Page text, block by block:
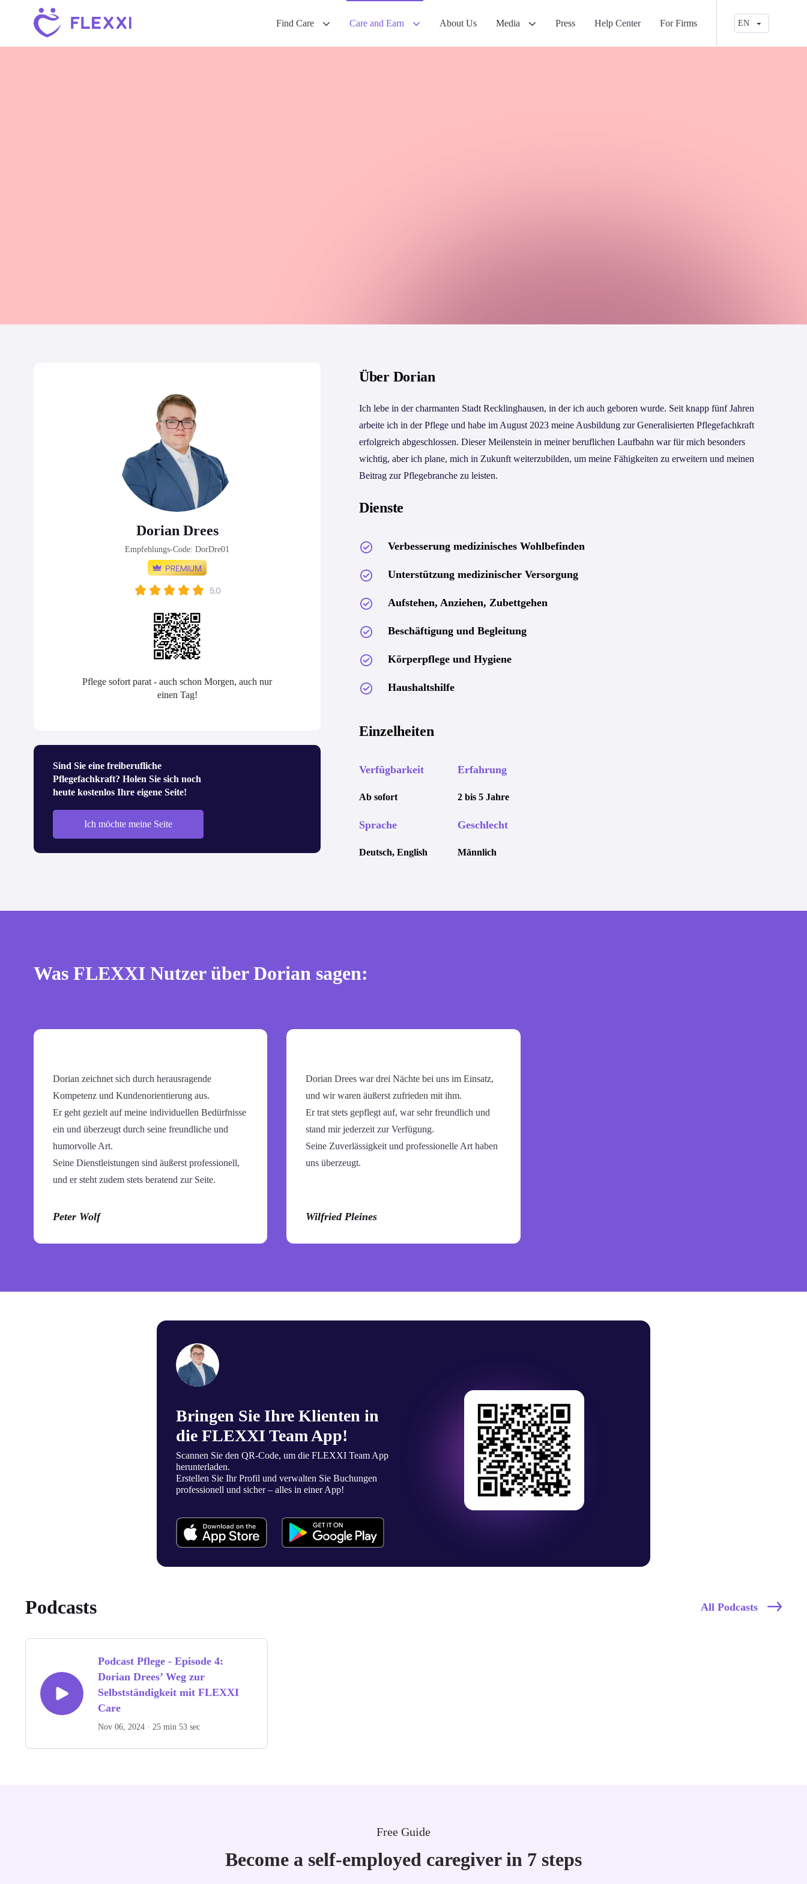
Find Care Care and Earn About Us Media Press Help Center For Firms EN
Dorian Drees
Empfehlungs-Code: DorDre01
Pflege sofort parat - auch schon Morgen, auch nur
einen Tag!
Sind Sie eine freiberufliche
Pflegefachkraft? Holen Sie sich noch
heute kostenlos Ihre eigene Seite!
Ich möchte meine Seite
Über Dorian
Ich lebe in der charmanten Stadt Recklinghausen, in der ich auch geboren wurde. Seit knapp fünf Jahren
arbeite ich in der Pflege und habe im August 2023 meine Ausbildung zur Generalisierten Pflegefachkraft
erfolgreich abgeschlossen. Dieser Meilenstein in meiner beruflichen Laufbahn war für mich besonders
wichtig, aber ich plane, mich in Zukunft weiterzubilden, um meine Fähigkeiten zu erweitern und meinen
Beitrag zur Pflegebranche zu leisten.
Dienste
Verbesserung medizinisches Wohlbefinden
Unterstützung medizinischer Versorgung
Aufstehen, Anziehen, Zubettgehen
Beschäftigung und Begleitung
Körperpflege und Hygiene
Haushaltshilfe
Einzelheiten
Verfügbarkeit Erfahrung
Ab sofort 2 bis 5 Jahre
Sprache Geschlecht
Deutsch, English Männlich
Was FLEXXI Nutzer über Dorian sagen:
Dorian zeichnet sich durch herausragende
Kompetenz und Kundenorientierung aus.
Er geht gezielt auf meine individuellen Bedürfnisse
ein und überzeugt durch seine freundliche und
humorvolle Art.
Seine Dienstleistungen sind äußerst professionell,
und er steht zudem stets beratend zur Seite.
Peter Wolf
Dorian Drees war drei Nächte bei uns im Einsatz,
und wir waren äußerst zufrieden mit ihm.
Er trat stets gepflegt auf, war sehr freundlich und
stand mir jederzeit zur Verfügung.
Seine Zuverlässigkeit und professionelle Art haben
uns überzeugt.
Wilfried Pleines
Bringen Sie Ihre Klienten in
die FLEXXI Team App!
Scannen Sie den QR-Code, um die FLEXXI Team App
herunterladen.
Erstellen Sie Ihr Profil und verwalten Sie Buchungen
professionell und sicher – alles in einer App!
Podcasts All Podcasts
Podcast Pflege - Episode 4:
Dorian Drees’ Weg zur
Selbstständigkeit mit FLEXXI
Care
Nov 06, 2024 · 25 min 53 sec
Free Guide
Become a self-employed caregiver in 7 steps